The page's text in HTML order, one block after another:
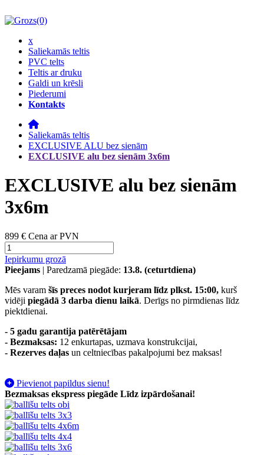
(0)
x
Saliekamās teltis
PVC telts
Teltis ar druku
Galdi un krēsli
Piederumi
Kontakts
Saliekamās teltis
EXCLUSIVE ALU bez sienām
EXCLUSIVE alu bez sienām 3x6m
EXCLUSIVE alu bez sienām
3x6m
899 € Cena ar PVN
Iepirkumu grozā
Pieejams | Paredzamā piegāde: 13.8. (ceturtdiena)
Mēs varam šīs preces nodot kurjeram līdz plkst. 15:00, kurš
vidēji piegādā 3 darba dienu laikā. Derīgs no pirmdienas līdz
piektdienai.
- 5 gadu garantija patērētājam
- Bezmaksas: 12 enkurtapas, uzmava konstrukcijai,
- Rezerves daļas un celtniecības pakalpojumi bez maksas!
Pievienot papildus sienu!
Bezmaksas ekspress piegāde Līdz izpārdošanai!